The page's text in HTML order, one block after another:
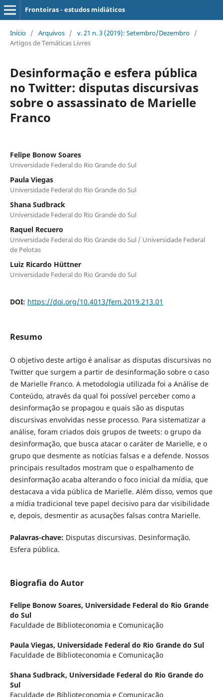
Fronteiras - estudos midiáticos
Início / Arquivos / v. 21 n. 3 (2019): Setembro/Dezembro /
Artigos de Temáticas Livres
Desinformação e esfera pública
no Twitter: disputas discursivas
sobre o assassinato de Marielle
Franco
Felipe Bonow Soares
Universidade Federal do Rio Grande do Sul
Paula Viegas
Universidade Federal do Rio Grande do Sul
Shana Sudbrack
Universidade Federal do Rio Grande do Sul
Raquel Recuero
Universidade Federal do Rio Grande do Sul / Universidade Federal
de Pelotas
Luiz Ricardo Hüttner
Universidade Federal do Rio Grande do Sul
DOI: https://doi.org/10.4013/fem.2019.213.01
Resumo
O objetivo deste artigo é analisar as disputas discursivas no
Twitter que surgem a partir de desinformação sobre o caso
de Marielle Franco. A metodologia utilizada foi a Análise de
Conteúdo, através da qual foi possível perceber como a
desinformação se propagou e quais são as disputas
discursivas envolvidas nesse processo. Para sistematizar a
análise, foram criados dois grupos de tweets: o grupo da
desinformação, que busca atacar o caráter de Marielle, e o
grupo que desmente as notícias falsas e a defende. Nossos
principais resultados mostram que o espalhamento de
desinformação acaba alterando o foco inicial da mídia, que
destacava a vida pública de Marielle. Além disso, vemos que
a mídia tradicional teve papel decisivo para dar visibilidade
e, depois, desmentir as acusações falsas contra Marielle.
Palavras-chave: Disputas discursivas. Desinformação.
Esfera pública.
Biografia do Autor
Felipe Bonow Soares, Universidade Federal do Rio Grande
do Sul
Faculdade de Biblioteconomia e Comunicação
Paula Viegas, Universidade Federal do Rio Grande do Sul
Faculdade de Biblioteconomia e Comunicação
Shana Sudbrack, Universidade Federal do Rio Grande do
Sul
Faculdade de Biblioteconomia e Comunicação